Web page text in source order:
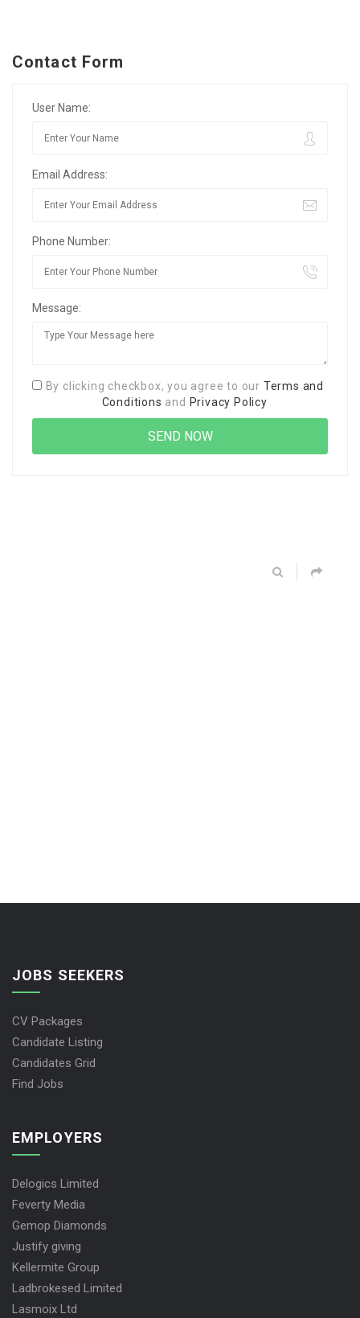
Contact Form
User Name:
Email Address:
Phone Number:
Message:
By clicking checkbox, you agree to our Terms and
Conditions and Privacy Policy
JOBS SEEKERS
CV Packages
Candidate Listing
Candidates Grid
Find Jobs
EMPLOYERS
Delogics Limited
Feverty Media
Gemop Diamonds
Justify giving
Kellermite Group
Ladbrokesed Limited
Lasmoix Ltd